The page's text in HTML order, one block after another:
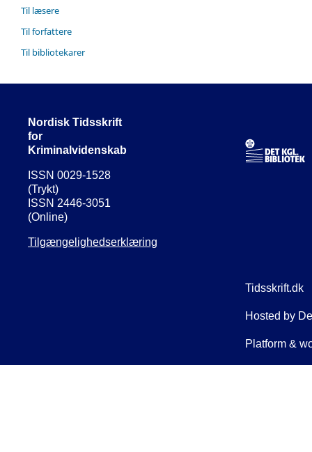
Til læsere
Til forfattere
Til bibliotekarer
Nordisk Tidsskrift
for
Kriminalvidenskab
ISSN 0029-1528
(Trykt)
ISSN 2446-3051
(Online)
Tilgængelighedserklæring